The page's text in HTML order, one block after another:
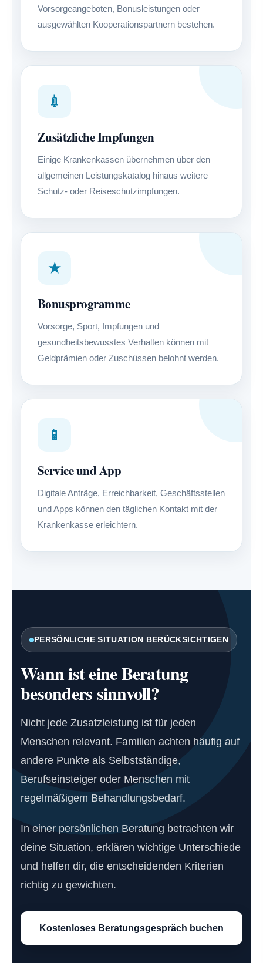
Vorsorgeangeboten, Bonusleistungen oder
ausgewählten Kooperationspartnern bestehen.
💉
Zusätzliche Impfungen
Einige Krankenkassen übernehmen über den
allgemeinen Leistungskatalog hinaus weitere
Schutz- oder Reiseschutzimpfungen.
★
Bonusprogramme
Vorsorge, Sport, Impfungen und
gesundheitsbewusstes Verhalten können mit
Geldprämien oder Zuschüssen belohnt werden.
📱
Service und App
Digitale Anträge, Erreichbarkeit, Geschäftsstellen
und Apps können den täglichen Kontakt mit der
Krankenkasse erleichtern.
PERSÖNLICHE SITUATION BERÜCKSICHTIGEN
Wann ist eine Beratung
besonders sinnvoll?
Nicht jede Zusatzleistung ist für jeden
Menschen relevant. Familien achten häufig auf
andere Punkte als Selbstständige,
Berufseinsteiger oder Menschen mit
regelmäßigem Behandlungsbedarf.
In einer persönlichen Beratung betrachten wir
deine Situation, erklären wichtige Unterschiede
und helfen dir, die entscheidenden Kriterien
richtig zu gewichten.
Kostenloses Beratungsgespräch buchen